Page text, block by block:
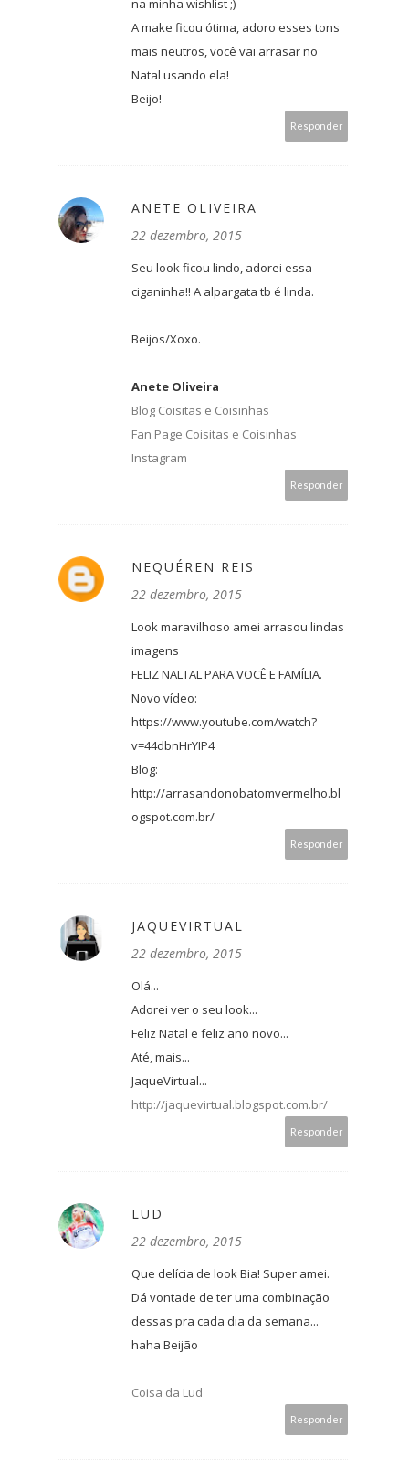
na minha wishlist ;)
A make ficou ótima, adoro esses tons
mais neutros, você vai arrasar no
Natal usando ela!
Beijo!
Responder
ANETE OLIVEIRA
22 dezembro, 2015
Seu look ficou lindo, adorei essa
ciganinha!! A alpargata tb é linda.
Beijos/Xoxo.
Anete Oliveira
Blog Coisitas e Coisinhas
Fan Page Coisitas e Coisinhas
Instagram
Responder
NEQUÉREN REIS
22 dezembro, 2015
Look maravilhoso amei arrasou lindas
imagens
FELIZ NALTAL PARA VOCÊ E FAMÍLIA.
Novo vídeo:
https://www.youtube.com/watch?
v=44dbnHrYIP4
Blog:
http://arrasandonobatomvermelho.bl
ogspot.com.br/
Responder
JAQUEVIRTUAL
22 dezembro, 2015
Olá...
Adorei ver o seu look...
Feliz Natal e feliz ano novo...
Até, mais...
JaqueVirtual...
http://jaquevirtual.blogspot.com.br/
Responder
LUD
22 dezembro, 2015
Que delícia de look Bia! Super amei.
Dá vontade de ter uma combinação
dessas pra cada dia da semana...
haha Beijão
Coisa da Lud
Responder